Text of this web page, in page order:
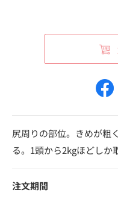
尻周りの部位。きめが粗
る。1頭から2kgほどしか
注文期間